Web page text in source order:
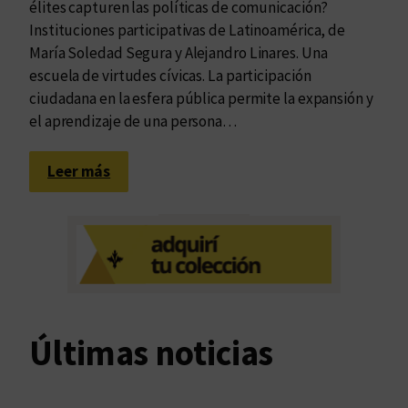
s
c
í
v
i
c
a
s
élites capturen las políticas de comunicación?
Instituciones participativas de Latinoamérica, de
María Soledad Segura y Alejandro Linares. Una
escuela de virtudes cívicas. La participación
ciudadana en la esfera pública permite la expansión y
el aprendizaje de una persona…
Leer más:
U
e
s
e
Últimas noticias